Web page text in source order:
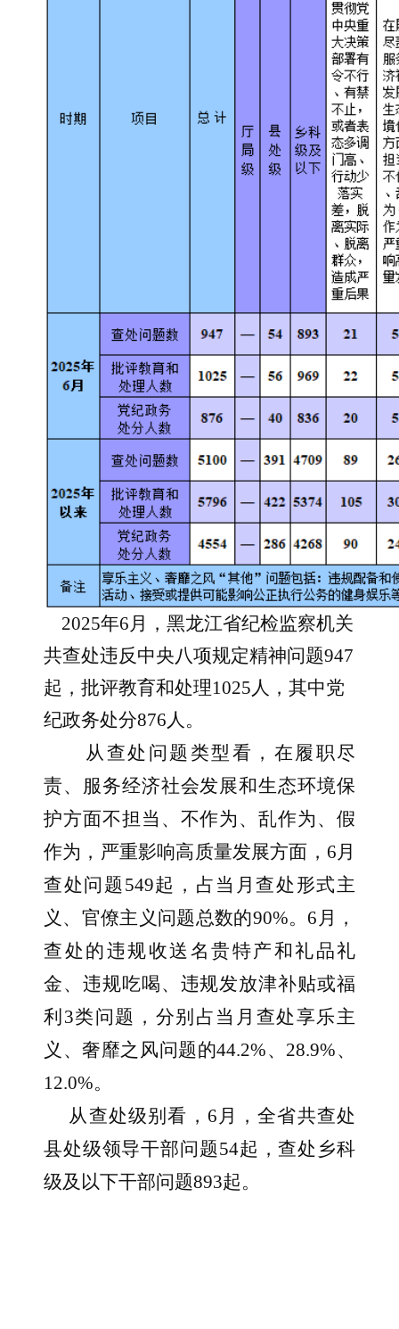
2025年6月，黑龙江省纪检监察机关
共查处违反中央八项规定精神问题947
起，批评教育和处理1025人，其中党
纪政务处分876人。
从查处问题类型看，在履职尽
责、服务经济社会发展和生态环境保
护方面不担当、不作为、乱作为、假
作为，严重影响高质量发展方面，6月
查处问题549起，占当月查处形式主
义、官僚主义问题总数的90%。6月，
查处的违规收送名贵特产和礼品礼
金、违规吃喝、违规发放津补贴或福
利3类问题，分别占当月查处享乐主
义、奢靡之风问题的44.2%、28.9%、
12.0%。
从查处级别看，6月，全省共查处
县处级领导干部问题54起，查处乡科
级及以下干部问题893起。